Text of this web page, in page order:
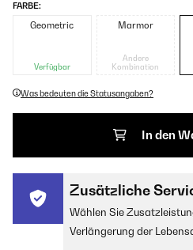
FARBE:
Geometric
Verfügbar
Marmor
Andere
Kombination
Was bedeuten die Statusangaben?
In den
Zusätzliche
Wählen Sie
Verlängerung der